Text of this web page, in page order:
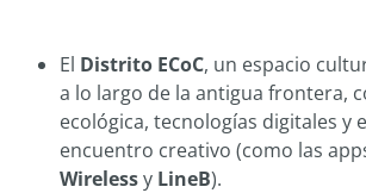
El Distrito ECoC, un espacio
a lo largo de la antigua frontera,
ecológica, tecnologías digitales y
encuentro creativo (como las
Wirelessy LineB).